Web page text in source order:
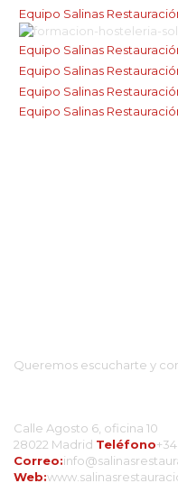
Equipo Salinas
Equipo Salinas
Equipo Salinas
Equipo Salinas
Equipo Salinas
Queremos escucharte y
Calle Agosto 6, oficina 10
28022 Madrid Teléfono
Correo:
Web: